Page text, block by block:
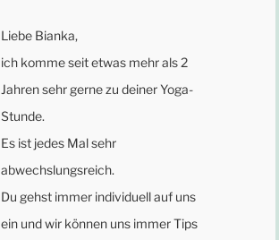
Liebe Bianka,
ich komme seit etwas mehr als 2
Jahren sehr gerne zu deiner Yoga-
Stunde.
Es ist jedes Mal sehr
abwechslungsreich.
Du gehst immer individuell auf uns
ein und wir können uns immer Tips